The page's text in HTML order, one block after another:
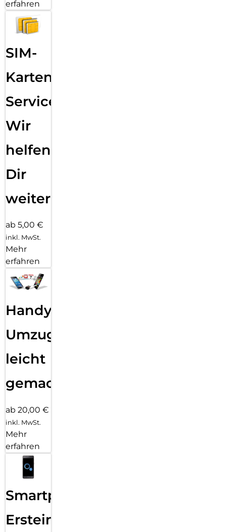
erfahren
SIM-
Karten
Service:
Wir
helfen
Dir
weiter
ab 5,00 €
inkl. MwSt.
Mehr
erfahren
Handy
Umzug
leicht
gemacht!
ab 20,00 €
inkl. MwSt.
Mehr
erfahren
Smartphone
Ersteinrichtung